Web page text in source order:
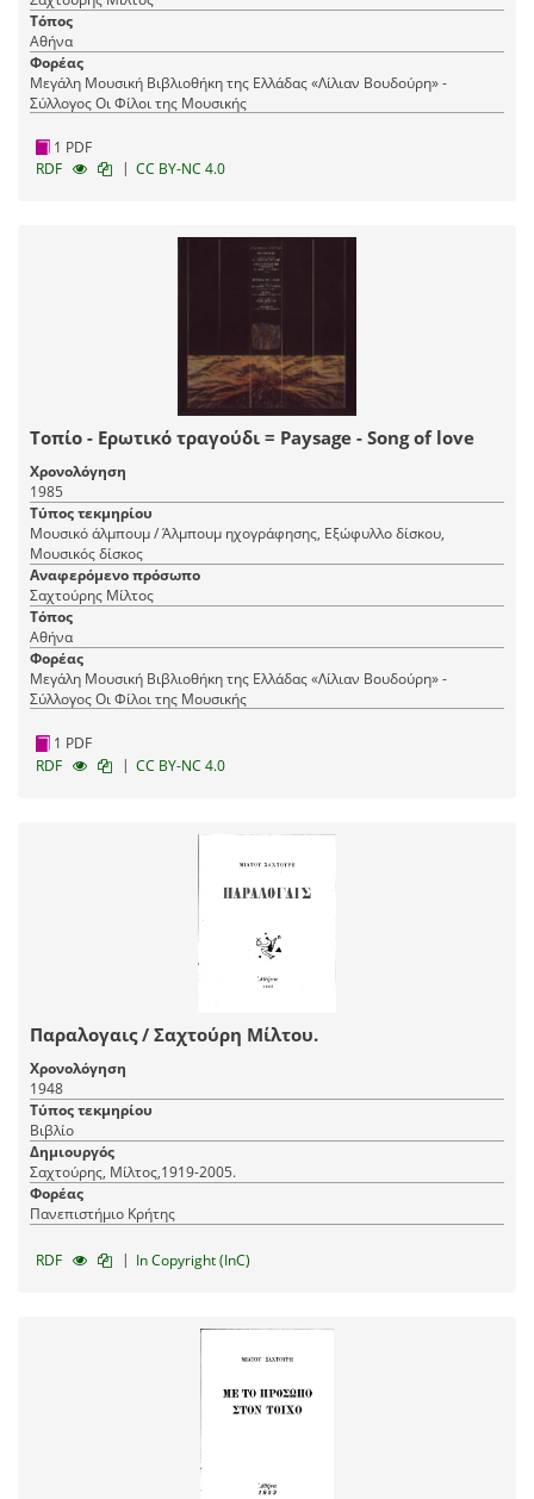
Τόπος
Αθήνα
Φορέας
Μεγάλη Μουσική Βιβλιοθήκη της Ελλάδας «Λίλιαν Βουδούρη» -
Σύλλογος Οι Φίλοι της Μουσικής
1 PDF
RDF
| CC BY-NC 4.0
Τοπίο - Ερωτικό τραγούδι = Paysage - Song of love
Χρονολόγηση
1985
Τύπος τεκμηρίου
Μουσικό άλμπουμ / Άλμπουμ ηχογράφησης, Εξώφυλλο δίσκου,
Μουσικός δίσκος
Αναφερόμενο πρόσωπο
Σαχτούρης Μίλτος
Τόπος
Αθήνα
Φορέας
Μεγάλη Μουσική Βιβλιοθήκη της Ελλάδας «Λίλιαν Βουδούρη» -
Σύλλογος Οι Φίλοι της Μουσικής
1 PDF
RDF
| CC BY-NC 4.0
Παραλογαις / Σαχτούρη Μίλτου.
Χρονολόγηση
1948
Τύπος τεκμηρίου
Βιβλίο
Δημιουργός
Σαχτούρης, Μίλτος,1919-2005.
Φορέας
Πανεπιστήμιο Κρήτης
RDF | In Copyright (InC)